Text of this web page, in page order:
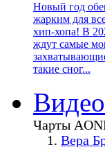
Новый год
жарким для
хип-хопа! В
ждут самые
такие сног...
Видео
Чарты
Вера